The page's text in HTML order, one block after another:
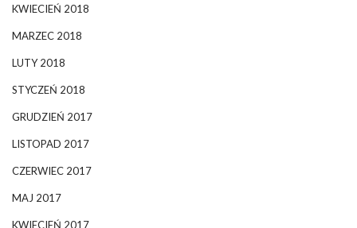
KWIECIEŃ 2018
MARZEC 2018
LUTY 2018
STYCZEŃ 2018
GRUDZIEŃ 2017
LISTOPAD 2017
CZERWIEC 2017
MAJ 2017
KWIECIEŃ 2017